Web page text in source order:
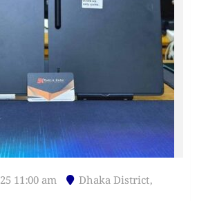
11:00 am Dhaka District,